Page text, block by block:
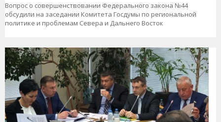
Вопрос о совершенствовании Федерального закона №44
обсудили на заседании Комитета Госдумы по региональной
политике и проблемам Севера и Дальнего Восток